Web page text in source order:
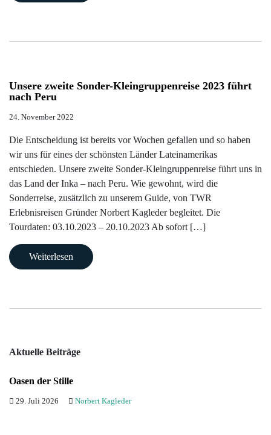
Unsere zweite Sonder-Kleingruppenreise 2023 führt
nach Peru
24. November 2022
Die Entscheidung ist bereits vor Wochen gefallen und so haben
wir uns für eines der schönsten Länder Lateinamerikas
entschieden. Unsere zweite Sonder-Kleingruppenreise führt uns in
das Land der Inka – nach Peru. Wie gewohnt, wird die
Sonderreise, zusätzlich zu unserem Guide, von TWR
Erlebnisreisen Gründer Norbert Kagleder begleitet. Die
Tourdaten: 03.10.2023 – 20.10.2023 Ab sofort […]
Weiterlesen
Aktuelle Beiträge
Oasen der Stille
29. Juli 2026 Norbert Kagleder